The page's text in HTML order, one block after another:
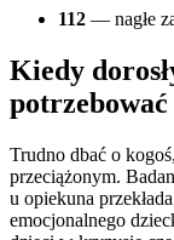
112 — nagłe
Kiedy
potrzebować
Trudno dbać o
przeciążonym.
u opiekuna
emocjonalnego